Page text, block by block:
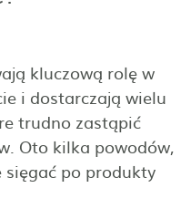
kluczową rolę w
i dostarczają wielu
trudno zastąpić
Oto kilka powodów,
po produkty